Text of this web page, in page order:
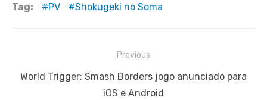
Tag: PV Shokugeki no Soma
de
Previous
Previous
World Trigger: Smash Borders jogo anunciado para
iOS e Android